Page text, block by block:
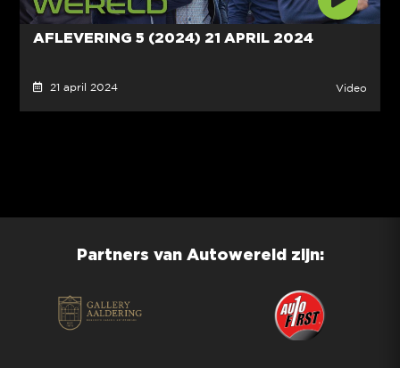
AFLEVERING 5 (2024) 21 APRIL 2024
21 april 2024 Video
Partners van Autowereld zijn: